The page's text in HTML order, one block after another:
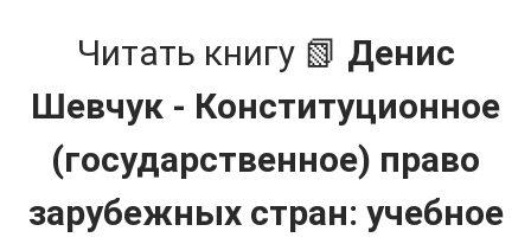
Читать книгу 📗 Денис
Шевчук - Конституционное
(государственное) право
зарубежных стран: учебное